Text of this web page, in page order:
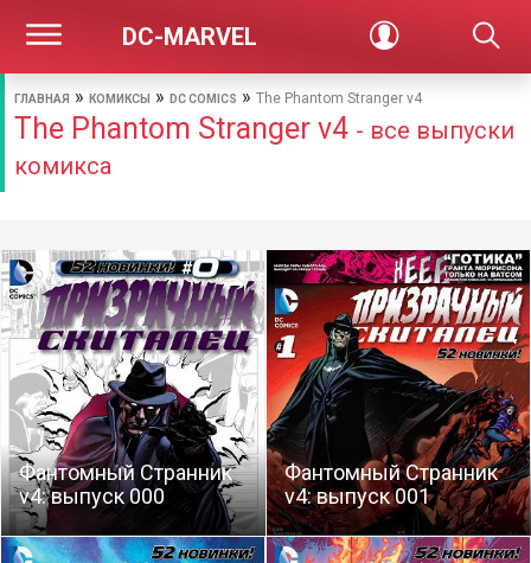
DC-MARVEL
ГЛАВНАЯ » КОМИКСЫ » DC COMICS » The Phantom Stranger v4
The Phantom Stranger v4 - все выпуски
комикса
Фантомный Странник
v4: выпуск 000
Фантомный Странник
v4: выпуск 001